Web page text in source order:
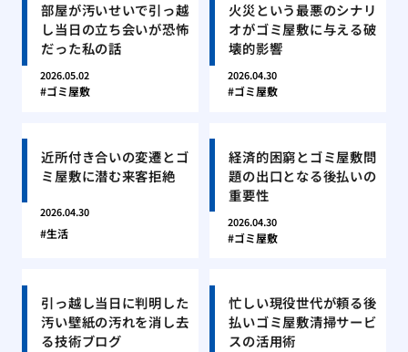
部屋が汚いせいで引っ越
し当日の立ち会いが恐怖
だった私の話
2026.05.02
ゴミ屋敷
火災という最悪のシナリ
オがゴミ屋敷に与える破
壊的影響
2026.04.30
ゴミ屋敷
近所付き合いの変遷とゴ
ミ屋敷に潜む来客拒絶
2026.04.30
生活
経済的困窮とゴミ屋敷問
題の出口となる後払いの
重要性
2026.04.30
ゴミ屋敷
引っ越し当日に判明した
汚い壁紙の汚れを消し去
る技術ブログ
忙しい現役世代が頼る後
払いゴミ屋敷清掃サービ
スの活用術